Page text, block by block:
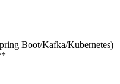
Boot/Kafka/Kubernetes)